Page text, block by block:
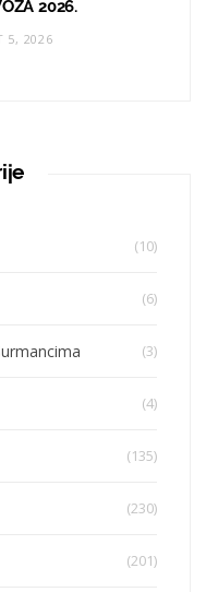
2026.
5, 2026
(10)
(6)
(3)
(4)
(135)
(230)
(201)